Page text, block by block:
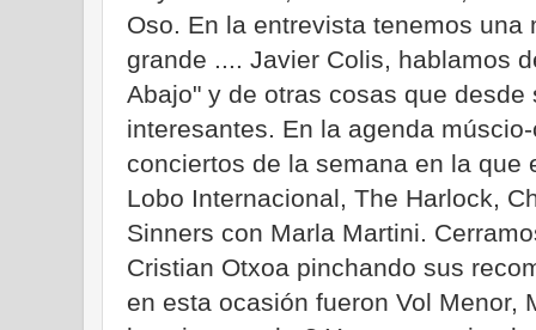
Oso. En la entrevista tenemos
grande .... Javier Colis, hablamos
Abajo" y de otras cosas que desde
interesantes. En la agenda
conciertos de la semana en la que
Lobo Internacional, The Harlock,
Sinners con Marla Martini.
Cristian Otxoa pinchando sus
en esta ocasión fueron Vol Menor,